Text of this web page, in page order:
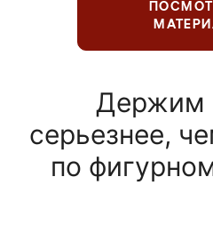
Держим
серьезнее,
по